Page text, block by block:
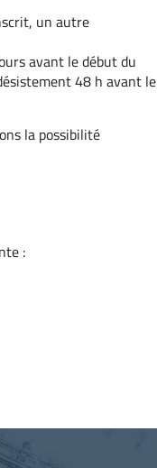
un autre
avant le début du
48 h avant le
la possibilité
: